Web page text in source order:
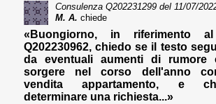
Consulenza Q202231299 del 11/07/
M. A. chiede
«Buongiorno, in riferimento
Q202230962, chiedo se il testo
da eventuali aumenti di rumore
sorgere nel corso dell'anno
vendita appartamento, e
determinare una richiesta...»